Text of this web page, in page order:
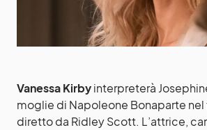
Vanessa Kirbyinterpreterà
moglie di Napoleone Bonaparte nel
diretto da Ridley Scott. L’attrice,